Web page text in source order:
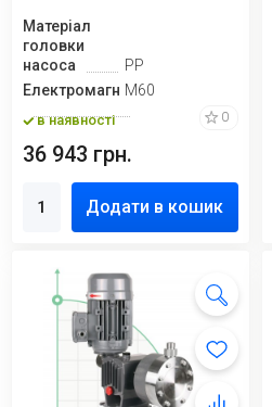
Матеріал
головки
насоса
PP
ЕлектромагнітM60
в наявності 0
36 943 грн.
Додати в кошик